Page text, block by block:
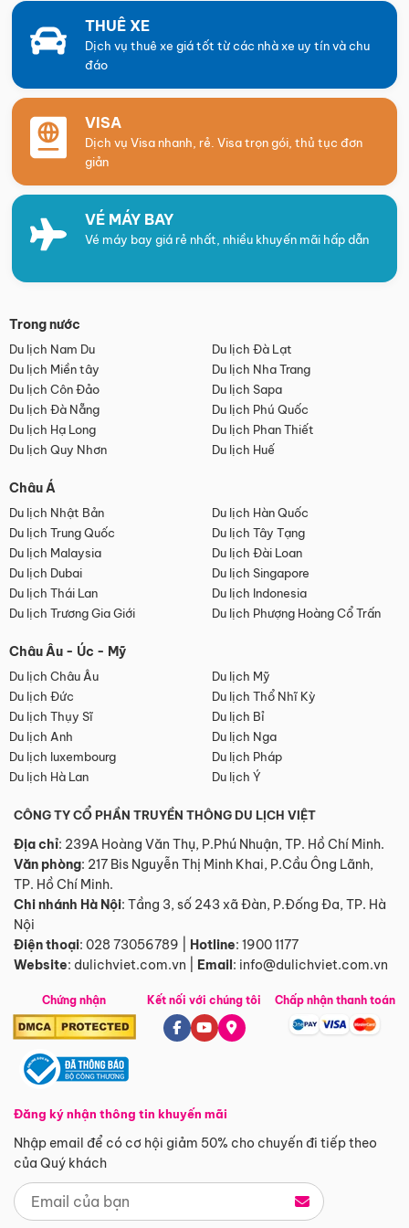
THUÊ XE
Dịch vụ thuê xe giá tốt từ các nhà xe uy tín và chu
đáo
VISA
Dịch vụ Visa nhanh, rẻ. Visa trọn gói, thủ tục đơn
giản
VÉ MÁY BAY
Vé máy bay giá rẻ nhất, nhiều khuyến mãi hấp dẫn
Trong nước
Du lịch Nam Du
Du lịch Đà Lạt
Du lịch Miền tây
Du lịch Nha Trang
Du lịch Côn Đảo
Du lịch Sapa
Du lịch Đà Nẵng
Du lịch Phú Quốc
Du lịch Hạ Long
Du lịch Phan Thiết
Du lịch Quy Nhơn
Du lịch Huế
Châu Á
Du lịch Nhật Bản
Du lịch Hàn Quốc
Du lịch Trung Quốc
Du lịch Tây Tạng
Du lịch Malaysia
Du lịch Đài Loan
Du lịch Dubai
Du lịch Singapore
Du lịch Thái Lan
Du lịch Indonesia
Du lịch Trương Gia Giới
Du lịch Phượng Hoàng Cổ Trấn
Châu Âu - Úc - Mỹ
Du lịch Châu Âu
Du lịch Mỹ
Du lịch Đức
Du lịch Thổ Nhĩ Kỳ
Du lịch Thụy Sĩ
Du lịch Bỉ
Du lịch Anh
Du lịch Nga
Du lịch luxembourg
Du lịch Pháp
Du lịch Hà Lan
Du lịch Ý
CÔNG TY CỔ PHẦN TRUYỀN THÔNG DU LỊCH VIỆT
Địa chỉ: 239A Hoàng Văn Thụ, P.Phú Nhuận, TP. Hồ Chí Minh.
Văn phòng: 217 Bis Nguyễn Thị Minh Khai, P.Cầu Ông Lãnh,
TP. Hồ Chí Minh.
Chi nhánh Hà Nội: Tầng 3, số 243 xã Đàn, P.Đống Đa, TP. Hà
Nội
Điện thoại: 028 73056789 Hotline: 1900 1177
Website: dulichviet.com.vn Email: info@dulichviet.com.vn
Chứng nhận
Đăng ký nhận thông tin khuyến mãi
Nhập email để có cơ hội giảm 50% cho chuyến đi tiếp theo
của Quý khách
Kết nối với chúng tôi Chấp nhận thanh toán